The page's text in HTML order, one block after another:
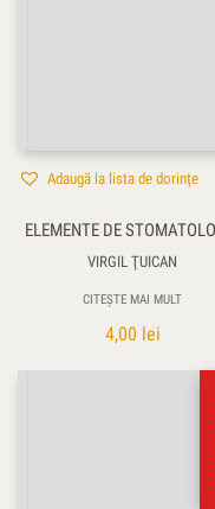
Adaugă la lista de dorințe
ELEMENTE DE
VIRGIL ŢUICAN
CITEȘTE MAI MULT
4,00 lei